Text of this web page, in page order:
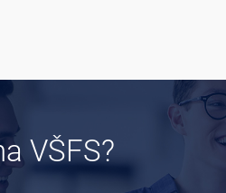
VŠFS?